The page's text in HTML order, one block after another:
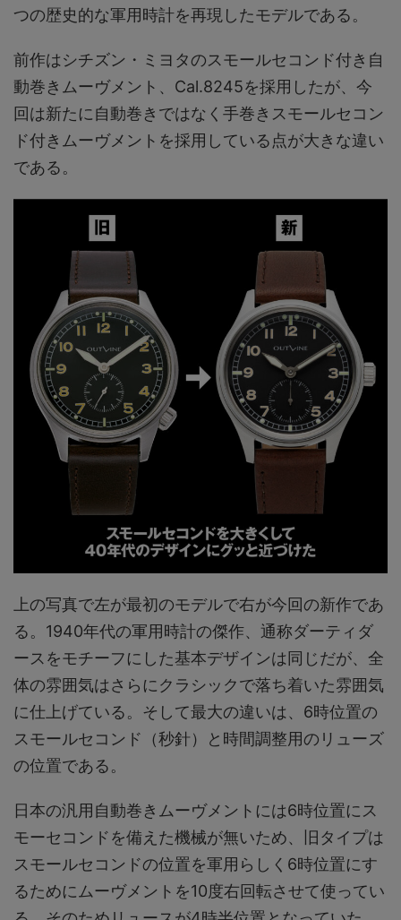
つの歴史的な軍用時計を再現したモデルである。
前作はシチズン・ミヨタのスモールセコンド付き自
動巻きムーヴメント、Cal.8245を採用したが、今
回は新たに自動巻きではなく手巻きスモールセコン
ド付きムーヴメントを採用している点が大きな違い
である。
上の写真で左が最初のモデルで右が今回の新作であ
る。1940年代の軍用時計の傑作、通称ダーティダ
ースをモチーフにした基本デザインは同じだが、全
体の雰囲気はさらにクラシックで落ち着いた雰囲気
に仕上げている。そして最大の違いは、6時位置の
スモールセコンド（秒針）と時間調整用のリューズ
の位置である。
日本の汎用自動巻きムーヴメントには6時位置にス
モーセコンドを備えた機械が無いため、旧タイプは
スモールセコンドの位置を軍用らしく6時位置にす
るためにムーヴメントを10度右回転させて使ってい